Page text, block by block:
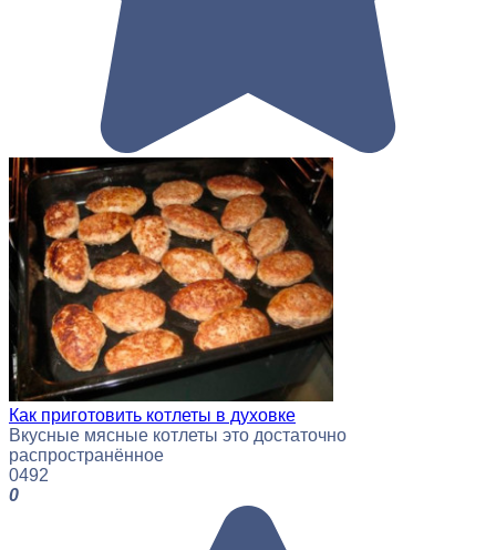
Как приготовить котлеты в духовке
Вкусные мясные котлеты это достаточно
распространённое
0492
0